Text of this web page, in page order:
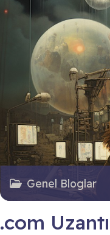
Genel Bloglar
.com